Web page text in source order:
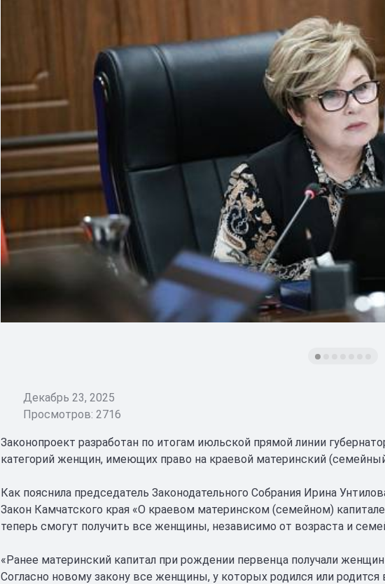
Декабрь 23, 2025
Просмотров: 2716
Законопроект разработан по итогам июльской прямой линии
категорий женщин, имеющих право на краевой материнский
Как пояснила председатель Законодательного Собрания Ирина
Закон Камчатского края «О краевом материнском (семейном)
теперь смогут получить все женщины, независимо от возраста и
«Ранее материнский капитал при рождении первенца получали
Согласно новому закону все женщины, у которых родился или родится